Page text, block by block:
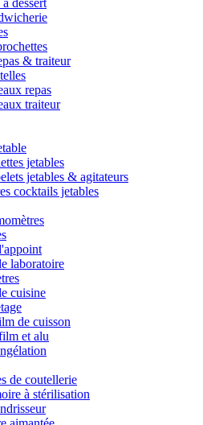
à dessert
& traiteur
repas
traiteur
jetables
jetables & agitateurs
cocktails jetables
laboratoire
cuisine
de cuisson
et alu
de coutellerie
à stérilisation